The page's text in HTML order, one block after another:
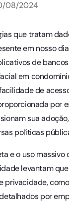
/08/2024
que tratam
em nosso
de
em
de
por
sua
políticas
e o uso massivo
levantam
privacidade,
por